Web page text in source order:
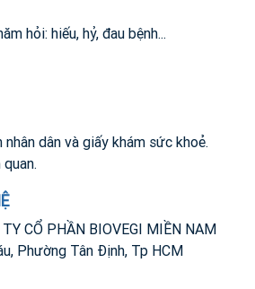
hỏi: hiếu, hỷ, đau bệnh...
dân và giấy khám sức khoẻ.
CỔ PHẦN BIOVEGI MIỀN NAM
Phường Tân Định, Tp HCM